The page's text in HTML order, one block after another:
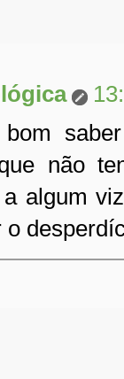
não
algum